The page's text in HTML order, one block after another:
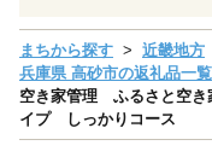
まちから探す 近畿地方
兵庫県 高砂市の返礼品一覧
空き家管理 ふるさと空
イプ しっかりコース